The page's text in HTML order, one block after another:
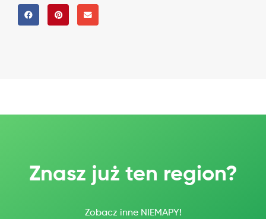
Znasz już ten region?
Zobacz inne NIEMAPY!